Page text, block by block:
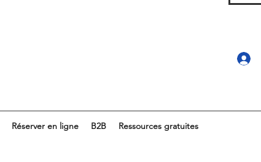
Réserver en ligne B2B Ressources gratuites